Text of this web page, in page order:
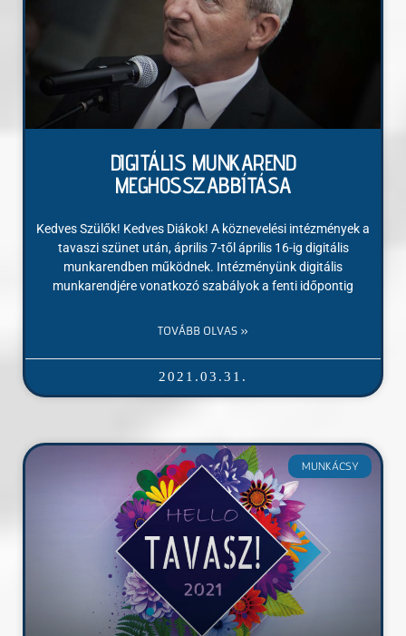
DIGITÁLIS MUNKAREND
MEGHOSSZABBÍTÁSA
Kedves Szülők! Kedves Diákok! A köznevelési intézmények a
tavaszi szünet után, április 7-től április 16-ig digitális
munkarendben működnek. Intézményünk digitális
munkarendjére vonatkozó szabályok a fenti időpontig
TOVÁBB OLVAS »
2021.03.31.
MUNKÁCSY